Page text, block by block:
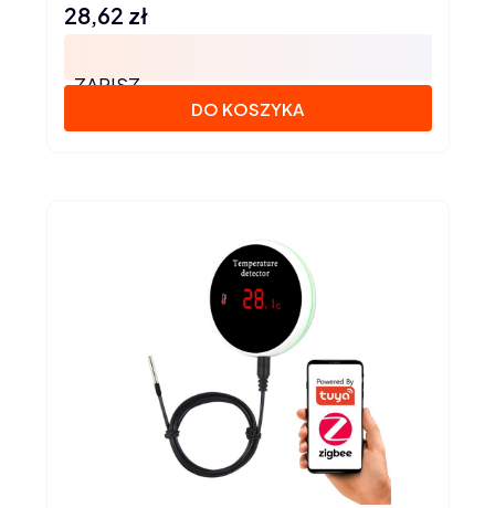
Cena
28,62 zł
ZAPISZ
DO KOSZYKA